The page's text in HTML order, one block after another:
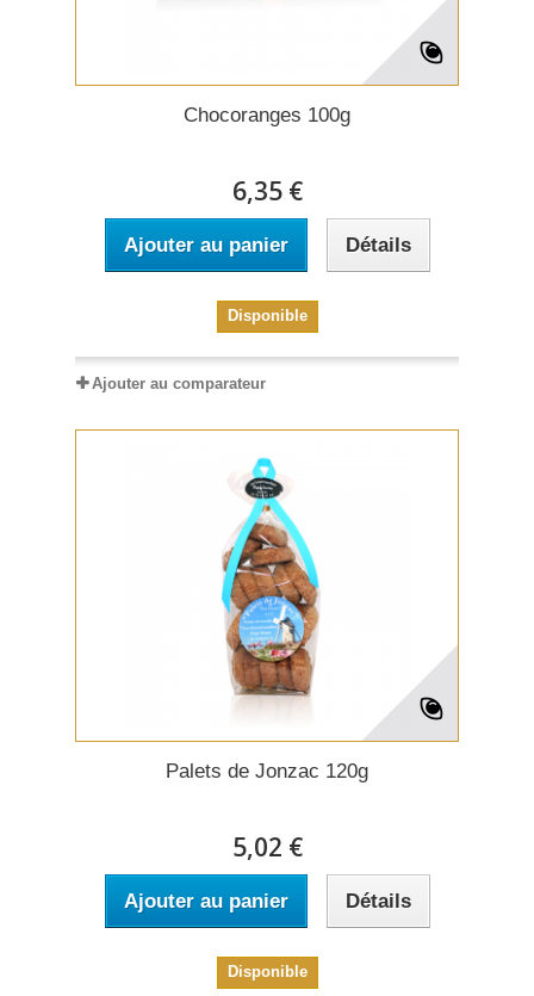
Chocoranges 100g
6,35 €
Ajouter au panier Détails
Disponible
Ajouter au comparateur
Palets de Jonzac 120g
5,02 €
Ajouter au panier Détails
Disponible